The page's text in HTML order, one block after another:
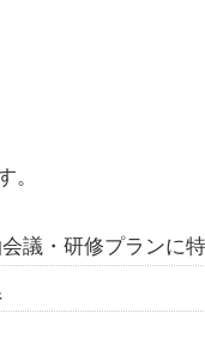
議・研修プランに特